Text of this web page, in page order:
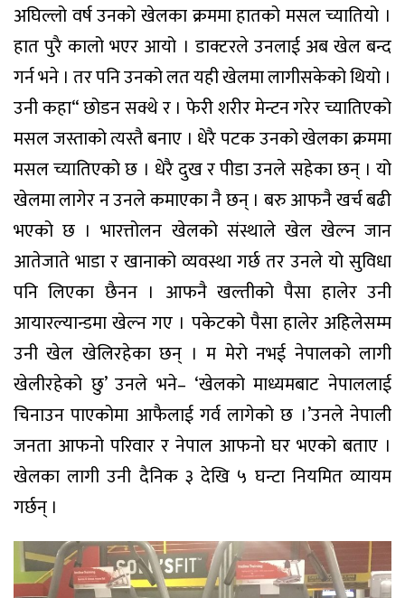
अघिल्लो वर्ष उनको खेलका क्रममा हातको मसल च्यातियो ।
हात पुरै कालो भएर आयो । डाक्टरले उनलाई अब खेल बन्द
गर्न भने । तर पनि उनको लत यही खेलमा लागीसकेको थियो ।
उनी कहा“ छोडन सक्थे र । फेरी शरीर मेन्टन गरेर च्यातिएको
मसल जस्ताको त्यस्तै बनाए । धेरै पटक उनको खेलका क्रममा
मसल च्यातिएको छ । धेरै दुख र पीडा उनले सहेका छन् । यो
खेलमा लागेर न उनले कमाएका नै छन् । बरु आफनै खर्च बढी
भएको छ । भारत्तोलन खेलको संस्थाले खेल खेल्न जान
आतेजाते भाडा र खानाको व्यवस्था गर्छ तर उनले यो सुविधा
पनि लिएका छैनन । आफनै खल्तीको पैसा हालेर उनी
आयारल्यान्डमा खेल्न गए । पकेटको पैसा हालेर अहिलेसम्म
उनी खेल खेलिरहेका छन् । म मेरो नभई नेपालको लागी
खेलीरहेको छु’ उनले भने– ‘खेलको माध्यमबाट नेपाललाई
चिनाउन पाएकोमा आफैलाई गर्व लागेको छ ।’उनले नेपाली
जनता आफनो परिवार र नेपाल आफनो घर भएको बताए ।
खेलका लागी उनी दैनिक ३ देखि ५ घन्टा नियमित व्यायम
गर्छन् ।